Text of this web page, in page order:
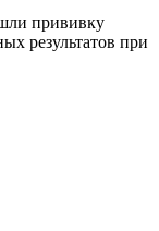
прививку
результатов при